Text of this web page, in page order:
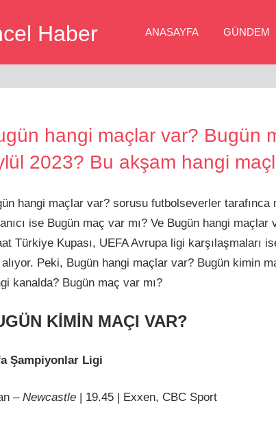
Haber ANASAYFA GÜNDEM
hangi maçlar var? Bugün
2023? Bu akşam hangi
hangi maçlar var? sorusu futbolseverler
ise Bugün maç var mı? Ve Bugün hangi maçlar
Türkiye Kupası, UEFA Avrupa ligi karşılaşmaları
Peki, Bugün hangi maçlar var? Bugün kimin
kanalda? Bugün maç var mı?
KİMİN MAÇI VAR?
Şampiyonlar Ligi
– Newcastle | 19.45 | Exxen, CBC Sport